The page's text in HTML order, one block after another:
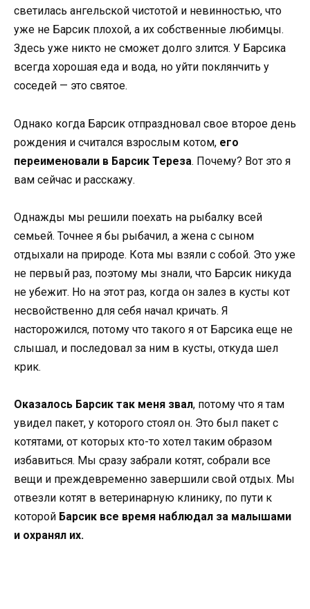
светилась ангельской чистотой и невинностью, что
уже не Барсик плохой, а их собственные любимцы.
Здесь уже никто не сможет долго злится. У Барсика
всегда хорошая еда и вода, но уйти поклянчить у
соседей — это святое.
Однако когда Барсик отпраздновал свое второе день
рождения и считался взрослым котом, его
переименовали в Барсик Тереза. Почему? Вот это я
вам сейчас и расскажу.
Однажды мы решили поехать на рыбалку всей
семьей. Точнее я бы рыбачил, а жена с сыном
отдыхали на природе. Кота мы взяли с собой. Это уже
не первый раз, поэтому мы знали, что Барсик никуда
не убежит. Но на этот раз, когда он залез в кусты кот
несвойственно для себя начал кричать. Я
насторожился, потому что такого я от Барсика еще не
слышал, и последовал за ним в кусты, откуда шел
крик.
Оказалось Барсик так меня звал, потому что я там
увидел пакет, у которого стоял он. Это был пакет с
котятами, от которых кто-то хотел таким образом
избавиться. Мы сразу забрали котят, собрали все
вещи и преждевременно завершили свой отдых. Мы
отвезли котят в ветеринарную клинику, по пути к
которой Барсик все время наблюдал за малышами
и охранял их.